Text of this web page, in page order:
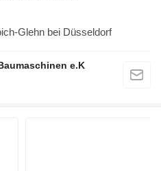
Glehn bei Düsseldorf
e.K